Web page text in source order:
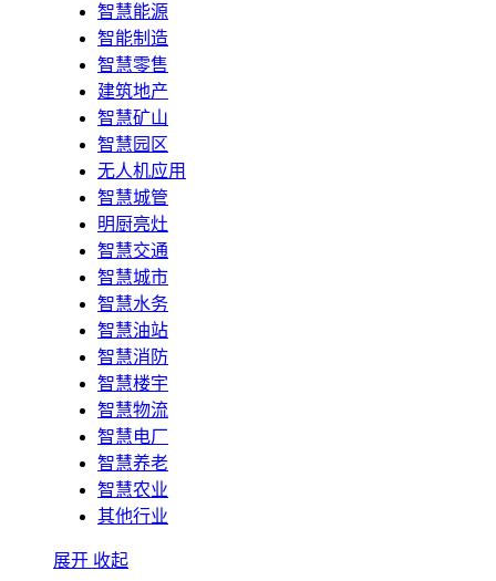
智慧能源
智能制造
智慧零售
建筑地产
智慧矿山
智慧园区
无人机应用
智慧城管
明厨亮灶
智慧交通
智慧城市
智慧水务
智慧油站
智慧消防
智慧楼宇
智慧物流
智慧电厂
智慧养老
智慧农业
其他行业
展开 收起